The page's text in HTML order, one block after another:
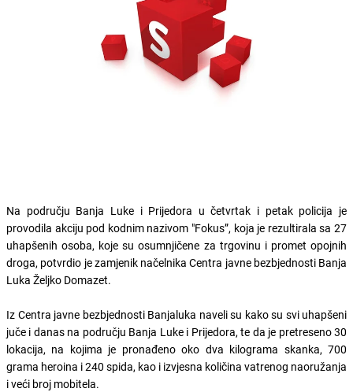
Na području Banja Luke i Prijedora u četvrtak i petak policija je
provodila akciju pod kodnim nazivom "Fokus”, koja je rezultirala sa 27
uhapšenih osoba, koje su osumnjičene za trgovinu i promet opojnih
droga, potvrdio je zamjenik načelnika Centra javne bezbjednosti Banja
Luka Željko Domazet.
Iz Centra javne bezbjednosti Banjaluka naveli su kako su svi uhapšeni
juče i danas na području Banja Luke i Prijedora, te da je pretreseno 30
lokacija, na kojima je pronađeno oko dva kilograma skanka, 700
grama heroina i 240 spida, kao i izvjesna količina vatrenog naoružanja
i veći broj mobitela.